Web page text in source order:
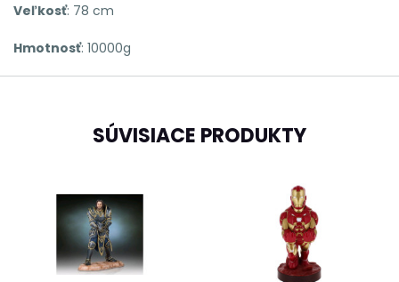
Veľkosť: 78 cm
Hmotnosť: 10000g
SÚVISIACE PRODUKTY